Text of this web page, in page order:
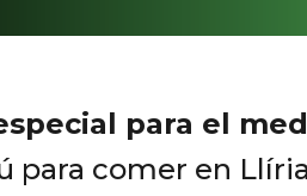
para el
para comer en Llíria